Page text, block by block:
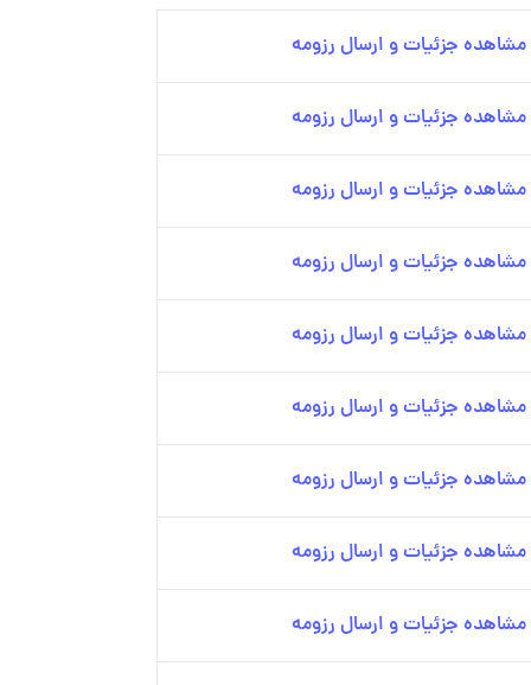
مشاهده جزئیات و ارسال رزومه
مشاهده جزئیات و ارسال رزومه
مشاهده جزئیات و ارسال رزومه
مشاهده جزئیات و ارسال رزومه
مشاهده جزئیات و ارسال رزومه
مشاهده جزئیات و ارسال رزومه
مشاهده جزئیات و ارسال رزومه
مشاهده جزئیات و ارسال رزومه
مشاهده جزئیات و ارسال رزومه